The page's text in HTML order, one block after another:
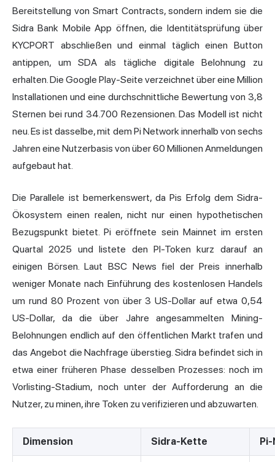
Bereitstellung von Smart Contracts, sondern indem sie die
Sidra Bank Mobile App öffnen, die Identitätsprüfung über
KYCPORT abschließen und einmal täglich einen Button
antippen, um SDA als tägliche digitale Belohnung zu
erhalten. Die Google Play-Seite verzeichnet über eine Million
Installationen und eine durchschnittliche Bewertung von 3,8
Sternen bei rund 34.700 Rezensionen. Das Modell ist nicht
neu. Es ist dasselbe, mit dem Pi Network innerhalb von sechs
Jahren eine Nutzerbasis von über 60 Millionen Anmeldungen
aufgebaut hat.
Die Parallele ist bemerkenswert, da Pis Erfolg dem Sidra-
Ökosystem einen realen, nicht nur einen hypothetischen
Bezugspunkt bietet. Pi eröffnete sein Mainnet im ersten
Quartal 2025 und listete den PI-Token kurz darauf an
einigen Börsen. Laut BSC News fiel der Preis innerhalb
weniger Monate nach Einführung des kostenlosen Handels
um rund 80 Prozent von über 3 US-Dollar auf etwa 0,54
US-Dollar, da die über Jahre angesammelten Mining-
Belohnungen endlich auf den öffentlichen Markt trafen und
das Angebot die Nachfrage überstieg. Sidra befindet sich in
etwa einer früheren Phase desselben Prozesses: noch im
Vorlisting-Stadium, noch unter der Aufforderung an die
Nutzer, zu minen, ihre Token zu verifizieren und abzuwarten.
Dimension Sidra-Kette